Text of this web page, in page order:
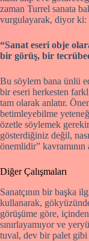
zaman Turrel sanata
vurgulayarak, diyor ki:
“Sanat eseri obje
bir görüş, bir
Bu söylem bana ünlü
bir eseri herkesten
tam olarak anlatır.
betimleyebilme
özetle söylemek
gösterdiğiniz değil,
önemlidir” kavramının
Diğer Çalışmaları
Sanatçının bir başka
kullanarak,
görüşüme göre,
sınırlayamıyor ve
tuval, dev bir palet gibi